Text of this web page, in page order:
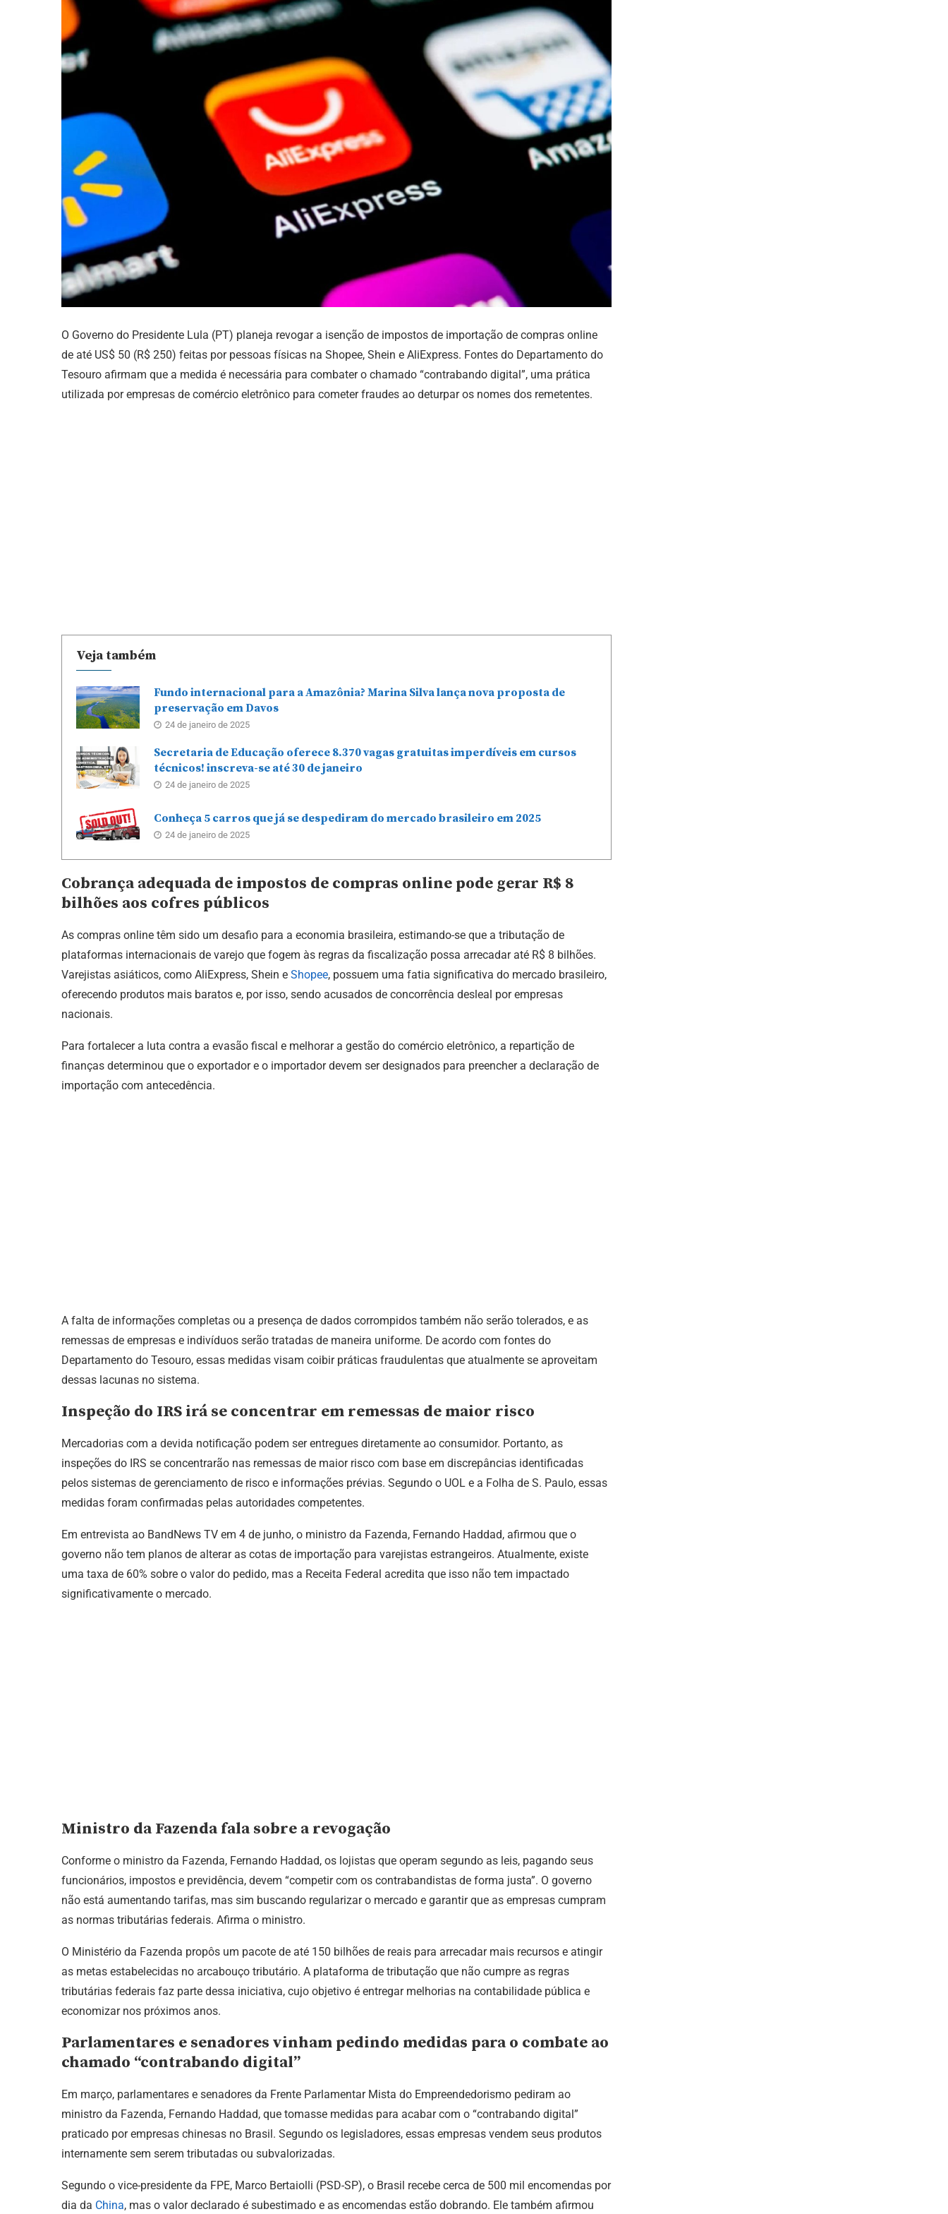
O Governo do Presidente Lula (PT) planeja revogar a isenção de impostos de importação de compras online
de até US$ 50 (R$ 250) feitas por pessoas físicas na Shopee, Shein e AliExpress. Fontes do Departamento do
Tesouro afirmam que a medida é necessária para combater o chamado “contrabando digital”, uma prática
utilizada por empresas de comércio eletrônico para cometer fraudes ao deturpar os nomes dos remetentes.
Veja também
Fundo internacional para a Amazônia? Marina Silva lança nova proposta de
preservação em Davos
24 de janeiro de 2025
Secretaria de Educação oferece 8.370 vagas gratuitas imperdíveis em cursos
técnicos! inscreva-se até 30 de janeiro
24 de janeiro de 2025
Conheça 5 carros que já se despediram do mercado brasileiro em 2025
24 de janeiro de 2025
Cobrança adequada de impostos de compras online pode gerar R$ 8
bilhões aos cofres públicos
As compras online têm sido um desafio para a economia brasileira, estimando-se que a tributação de
plataformas internacionais de varejo que fogem às regras da fiscalização possa arrecadar até R$ 8 bilhões.
Varejistas asiáticos, como AliExpress, Shein e Shopee, possuem uma fatia significativa do mercado brasileiro,
oferecendo produtos mais baratos e, por isso, sendo acusados de concorrência desleal por empresas
nacionais.
Para fortalecer a luta contra a evasão fiscal e melhorar a gestão do comércio eletrônico, a repartição de
finanças determinou que o exportador e o importador devem ser designados para preencher a declaração de
importação com antecedência.
A falta de informações completas ou a presença de dados corrompidos também não serão tolerados, e as
remessas de empresas e indivíduos serão tratadas de maneira uniforme. De acordo com fontes do
Departamento do Tesouro, essas medidas visam coibir práticas fraudulentas que atualmente se aproveitam
dessas lacunas no sistema.
Inspeção do IRS irá se concentrar em remessas de maior risco
Mercadorias com a devida notificação podem ser entregues diretamente ao consumidor. Portanto, as
inspeções do IRS se concentrarão nas remessas de maior risco com base em discrepâncias identificadas
pelos sistemas de gerenciamento de risco e informações prévias. Segundo o UOL e a Folha de S. Paulo, essas
medidas foram confirmadas pelas autoridades competentes.
Em entrevista ao BandNews TV em 4 de junho, o ministro da Fazenda, Fernando Haddad, afirmou que o
governo não tem planos de alterar as cotas de importação para varejistas estrangeiros. Atualmente, existe
uma taxa de 60% sobre o valor do pedido, mas a Receita Federal acredita que isso não tem impactado
significativamente o mercado.
Ministro da Fazenda fala sobre a revogação
Conforme o ministro da Fazenda, Fernando Haddad, os lojistas que operam segundo as leis, pagando seus
funcionários, impostos e previdência, devem “competir com os contrabandistas de forma justa”. O governo
não está aumentando tarifas, mas sim buscando regularizar o mercado e garantir que as empresas cumpram
as normas tributárias federais. Afirma o ministro.
O Ministério da Fazenda propôs um pacote de até 150 bilhões de reais para arrecadar mais recursos e atingir
as metas estabelecidas no arcabouço tributário. A plataforma de tributação que não cumpre as regras
tributárias federais faz parte dessa iniciativa, cujo objetivo é entregar melhorias na contabilidade pública e
economizar nos próximos anos.
Parlamentares e senadores vinham pedindo medidas para o combate ao
chamado “contrabando digital”
Em março, parlamentares e senadores da Frente Parlamentar Mista do Empreendedorismo pediram ao
ministro da Fazenda, Fernando Haddad, que tomasse medidas para acabar com o “contrabando digital”
praticado por empresas chinesas no Brasil. Segundo os legisladores, essas empresas vendem seus produtos
internamente sem serem tributadas ou subvalorizadas.
Segundo o vice-presidente da FPE, Marco Bertaiolli (PSD-SP), o Brasil recebe cerca de 500 mil encomendas por
dia da China, mas o valor declarado é subestimado e as encomendas estão dobrando. Ele também afirmou